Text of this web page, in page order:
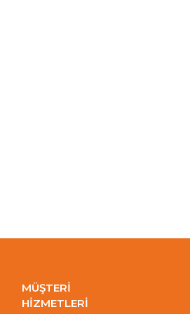
MÜŞTERİ
HİZMETLERİ